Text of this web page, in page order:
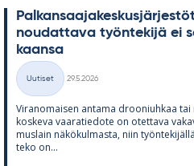
nou­dat­tava työn­te­kijä ei
kaansa
Kategoriat
Uutiset
29.5.2026
Vi­ran­omai­sen an­tama droo­niuh­kaa tai
kos­keva vaa­ra­tie­dote on otet­tava
mus­lain nä­kö­kul­masta, niin
teko on...